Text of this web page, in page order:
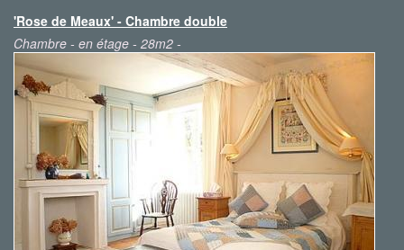
'Rose de Meaux' - Chambre double
Chambre - en étage - 28m2 -